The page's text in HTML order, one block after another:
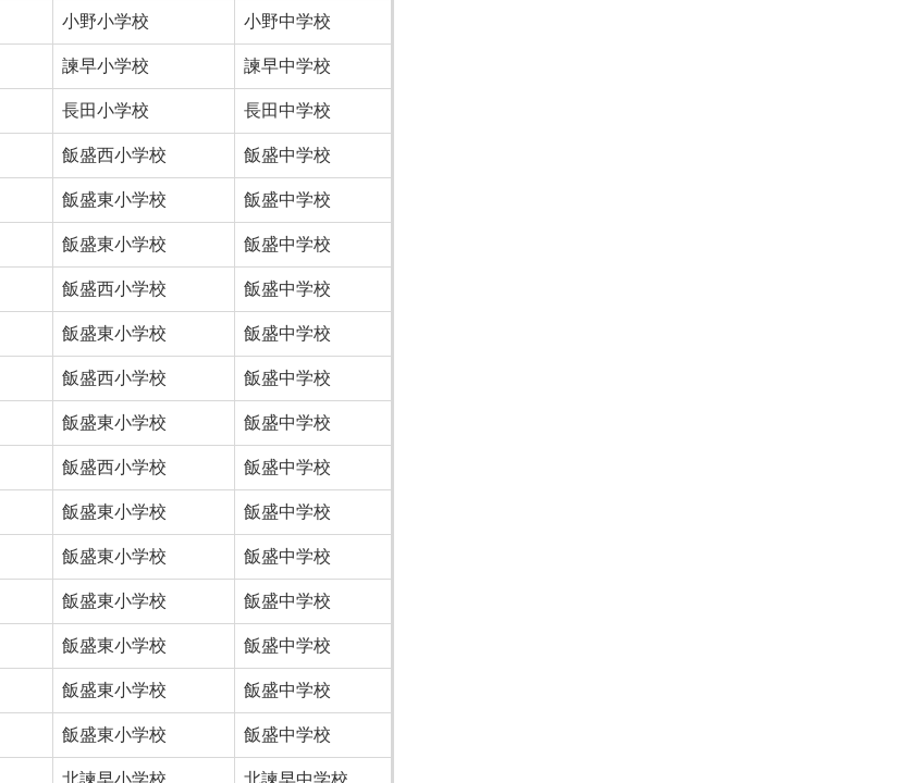
小野小学校 小野中学校
諫早小学校 諫早中学校
長田小学校 長田中学校
飯盛西小学校 飯盛中学校
飯盛東小学校 飯盛中学校
飯盛東小学校 飯盛中学校
飯盛西小学校 飯盛中学校
飯盛東小学校 飯盛中学校
飯盛西小学校 飯盛中学校
飯盛東小学校 飯盛中学校
飯盛西小学校 飯盛中学校
飯盛東小学校 飯盛中学校
飯盛東小学校 飯盛中学校
飯盛東小学校 飯盛中学校
飯盛東小学校 飯盛中学校
飯盛東小学校 飯盛中学校
飯盛東小学校 飯盛中学校
北諫早小学校 北諫早中学校